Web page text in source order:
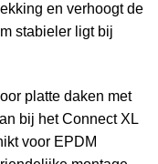
en verhoogt de
stabieler ligt bij
platte daken met
bij het Connect XL
voor EPDM